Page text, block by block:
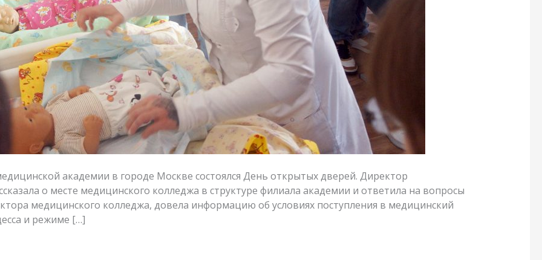
академии в городе Москве состоялся День открытых дверей. Директор
о месте медицинского колледжа в структуре филиала академии и ответила на вопросы
медицинского колледжа, довела информацию об условиях поступления в медицинский
и режиме […]